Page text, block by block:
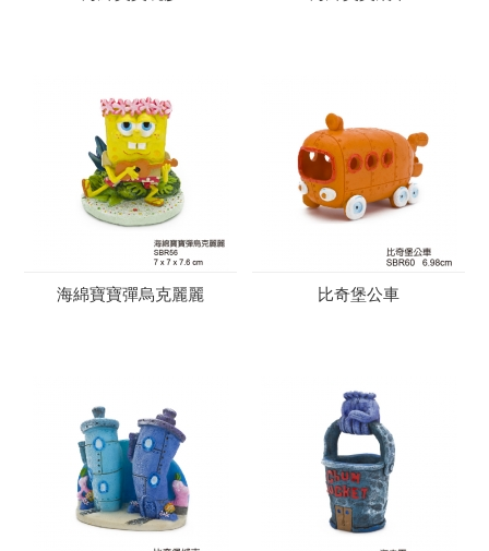
海綿寶寶彈烏克麗麗 比奇堡公車